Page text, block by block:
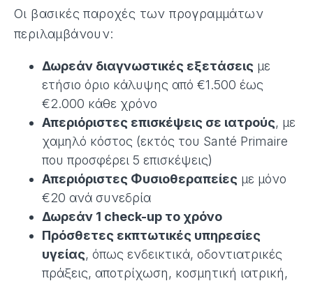
Οι βασικές παροχές των προγραμμάτων
περιλαμβάνουν:
Δωρεάν διαγνωστικές εξετάσεις με
ετήσιο όριο κάλυψης από €1.500 έως
€2.000 κάθε χρόνο
Απεριόριστες επισκέψεις σε ιατρούς, με
χαμηλό κόστος (εκτός του Santé Primaire
που προσφέρει 5 επισκέψεις)
Απεριόριστες Φυσιοθεραπείες με μόνο
€20 ανά συνεδρία
Δωρεάν 1 check-up το χρόνο
Πρόσθετες εκπτωτικές υπηρεσίες
υγείας, όπως ενδεικτικά, οδοντιατρικές
πράξεις, αποτρίχωση, κοσμητική ιατρική,